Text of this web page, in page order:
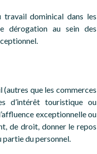
dominical dans les
dérogation au sein des
(autres que les commerces
d’intérêt touristique ou
exceptionnelle ou
de droit, donner le repos
du personnel.